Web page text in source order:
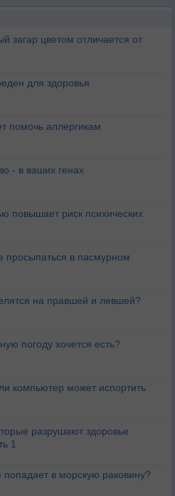
загар цветом отличается от
для здоровья
помочь аллергикам
- в ваших генах
повышает риск психических
просыпаться в пасмурном
на правшей и левшей?
погоду хочется есть?
компьютер может испортить
разрушают здоровье
1
в морскую раковину?